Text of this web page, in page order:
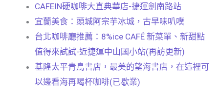
CAFEIN硬咖啡大直典華店-捷運劍南路站
宜蘭美食：頭城阿宗芋冰城，古早味叭噗
台北咖啡廳推薦：8%ice CAFÉ 新菜單、新甜點
值得來試試-近捷運中山國小站(再訪更新)
基隆太平青鳥書店，最美的望海書店，在這裡可
以邊看海再喝杯咖啡(已歇業)